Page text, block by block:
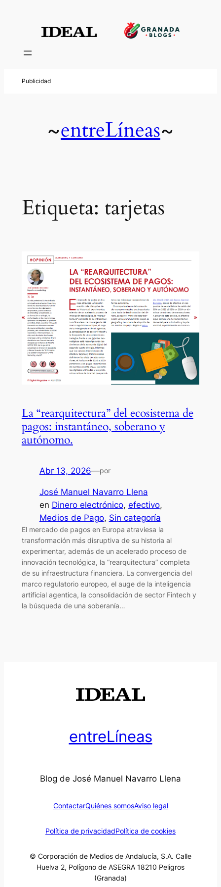
contenido
~entreLíneas~
Etiqueta: tarjetas
La “rearquitectura” del ecosistema de
pagos: instantáneo, soberano y
autónomo.
Abr 13, 2026—por
José Manuel Navarro Llena
en Dinero electrónico, efectivo
Medios de Pago, Sin categoría
El mercado de pagos en Europa atraviesa la
transformación más disruptiva de su historia al
experimentar, además de un acelerado proceso de
innovación tecnológica, la “rearquitectura” completa
de su infraestructura financiera. La convergencia del
marco regulatorio europeo, el auge de la inteligencia
artificial agentica, la consolidación de sector Fintech y
la búsqueda de una soberanía…
entreLíneas
Blog de José Manuel Navarro Llena
ContactarQuiénes somosAviso legal
Política de privacidadPolítica de cookies
© Corporación de Medios de Andalucía, S.A. Calle
Huelva 2, Polígono de ASEGRA 18210 Peligros
(Granada)